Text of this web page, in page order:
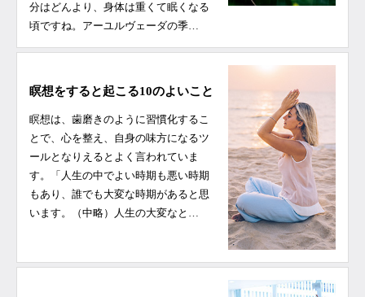
分はどんより、身体は重くて眠くなる
頃ですね。アーユルヴェーダの季…
瞑想をすると起こる10のよいこと
瞑想は、歯磨きのように習慣化するこ
とで、心を整え、自身の味方になるツ
ールとなりえるとよく言われていま
す。「人生の中でよい時期も悪い時期
もあり、誰でも大変な時期があると思
います。（中略）人生の大変なと…